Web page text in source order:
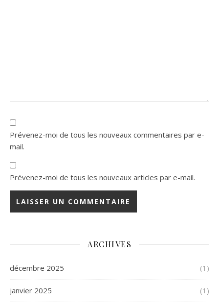
Prévenez-moi de tous les nouveaux commentaires par e-
mail.
Prévenez-moi de tous les nouveaux articles par e-mail.
ARCHIVES
décembre 2025 (1)
janvier 2025 (1)